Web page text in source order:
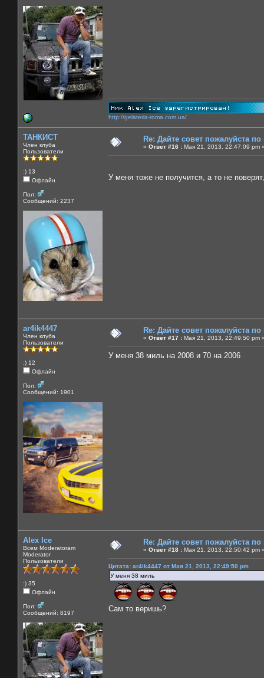
http://gelateria-roma.com.ua/
ТАНКИСТ
Член клуба
Пользователи
:) 13
Офлайн
Пол:
Сообщений: 2237
Re: Дайте совет пожалуйста
« Ответ #16 : Мая 21, 2013, 22:47:09 pm
У меня тоже не получится, а то не
ar4ik4447
Член клуба
Пользователи
:) 12
Офлайн
Пол:
Сообщений: 1901
Re: Дайте совет пожалуйста
« Ответ #17 : Мая 21, 2013, 22:49:50 pm
У меня 38 миль на 2008 и 70 на 2006
Alex Ice
Всем Moderatoram
Moderator
Пользователи
:) 35
Офлайн
Пол:
Сообщений: 8197
Re: Дайте совет пожалуйста
« Ответ #18 : Мая 21, 2013, 22:50:42 pm
Цитата: ar4ik4447 от Мая 21, 2013, 22:49:50 pm
У меня 38 миль
Сам то веришь?